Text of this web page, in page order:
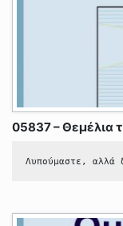
05837 – Θεμέλια
Λυπούμαστε, αλλά